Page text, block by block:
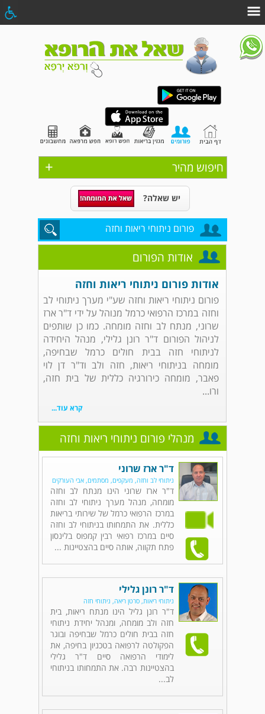
+ חיפוש מהיר
יש שאלה?
פורום ניתוחי ריאות וחזה
אודות הפורום
אודות פורום ניתוחי ריאות וחזה
פורום ניתוחי ריאות וחזה שע"י מערך ניתוחי לב
וחזה במרכז הרפואי כרמל מנוהל על ידי ד"ר ארז
שרוני, מנתח לב וחזה מומחה. כמו כן שותפים
לניהול הפורום ד"ר רונן גלילי, מנהל היחידה
לניתוחי חזה בבית חולים כרמל שבחיפה,
מומחה בניתוחי ריאות, חזה ולב וד"ר דן לוי
פאבר, מומחה כירורגיה כללית של בית חזה,
ורו...
קרא עוד...
מנהלי פורום ניתוחי ריאות וחזה
ד"ר ארז שרוני
ניתוחי לב וחזה, מעקפים, מסתמים, אבי העורקים
ד"ר ארז שרוני הינו מנתח לב וחזה
מומחה, מנהל מערך ניתוחי לב וחזה
במרכז הרפואי כרמל של שירותי בריאות
כללית. את התמחותו בניתוחי לב וחזה
סיים במרכז רפואי רבין קמפוס בלינסון
פתח תקווה, אותה סיים בהצטיינות ...
ד"ר רונן גלילי
ניתוחי ריאות, סרטן ריאה, ניתוחי חזה
ד"ר רונן גליל הינו מנתח ריאות, בית
חזה ולב מומחה, ומנהל יחידת ניתוחי
חזה בבית חולים כרמל שבחיפה ובוגר
הפקולטה לרפואה בטכניון בחיפה, את
לימודי הרפואה סיים ד"ר גלילי
בהצטיינות רבה. את התמחותו בניתוחי
לב...